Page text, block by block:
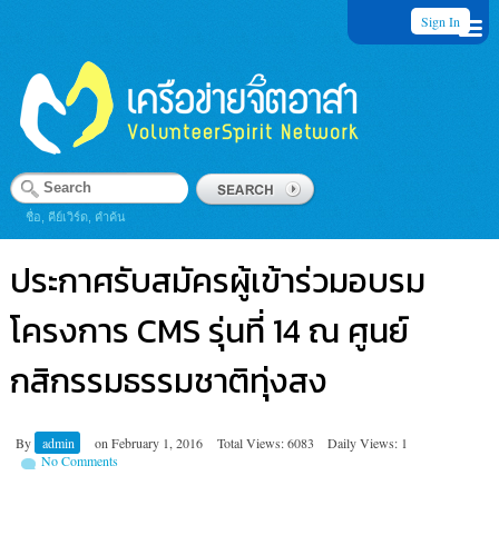
Sign In
ชื่อ, คีย์เวิร์ด, คำค้น
ประกาศรับสมัครผู้เข้าร่วมอบรม
โครงการ CMS รุ่นที่ 14 ณ ศูนย์
กสิกรรมธรรมชาติทุ่งสง
By admin on February 1, 2016 Total Views: 6083
Daily Views: 1
No Comments